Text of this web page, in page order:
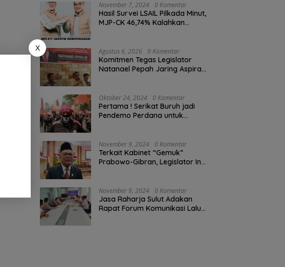
November 7, 2024 0 Komentar
Hasil Survei LSAIL Pilkada Minut,
MJP-CK 46,74% Kalahkan
Agustus 6, 2026 0 Komentar
Komitmen Tegas Legislator
Natanael Pepah Jaring Aspirasi
Infrastruktur
Oktober 24, 2024 0 Komentar
Pertama ! Serikat Buruh jadi
Pendemo Perdana untuk
November 9, 2024 0 Komentar
Terkait Kabinet “Gemuk”
Prabowo-Gibran, Legislator Ini
November 9, 2024 0 Komentar
Jasa Raharja Sulut Adakan
Rapat Forum Komunikasi Lalu
X